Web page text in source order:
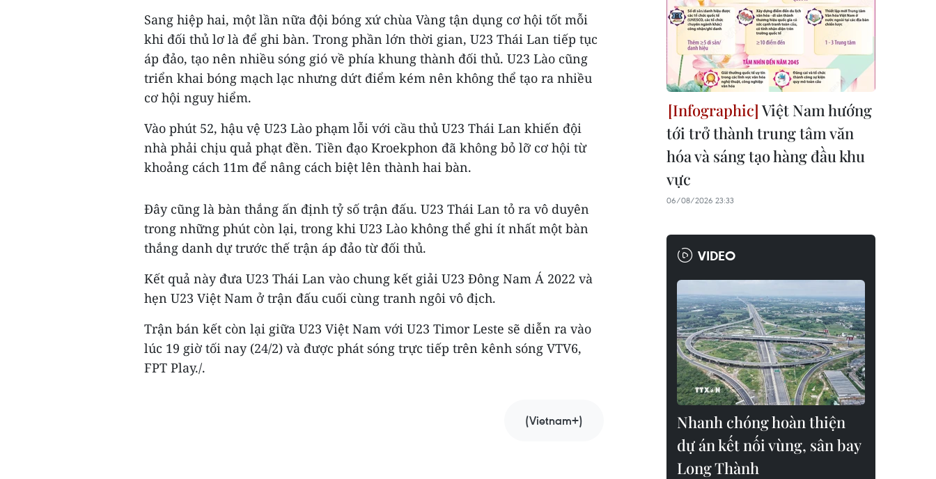
Sang hiệp hai, một lần nữa đội bóng xứ chùa Vàng tận dụng cơ hội tốt mỗi
khi đối thủ lơ là để ghi bàn. Trong phần lớn thời gian, U23 Thái Lan tiếp tục
áp đảo, tạo nên nhiều sóng gió về phía khung thành đối thủ. U23 Lào cũng
triển khai bóng mạch lạc nhưng dứt điểm kém nên không thể tạo ra nhiều
cơ hội nguy hiểm.
Vào phút 52, hậu vệ U23 Lào phạm lỗi với cầu thủ U23 Thái Lan khiến đội
nhà phải chịu quả phạt đền. Tiền đạo Kroekphon đã không bỏ lỡ cơ hội từ
khoảng cách 11m để nâng cách biệt lên thành hai bàn.
Đây cũng là bàn thắng ấn định tỷ số trận đấu. U23 Thái Lan tỏ ra vô duyên
trong những phút còn lại, trong khi U23 Lào không thể ghi ít nhất một bàn
thắng danh dự trước thế trận áp đảo từ đối thủ.
Kết quả này đưa U23 Thái Lan vào chung kết giải U23 Đông Nam Á 2022 và
hẹn U23 Việt Nam ở trận đấu cuối cùng tranh ngôi vô địch.
Trận bán kết còn lại giữa U23 Việt Nam với U23 Timor Leste sẽ diễn ra vào
lúc 19 giờ tối nay (24/2) và được phát sóng trực tiếp trên kênh sóng VTV6,
FPT Play./.
(Vietnam+)
Việt Nam hướng
tới trở thành trung tâm văn
hóa và sáng tạo hàng đầu khu
vực
06/08/2026 23:33
VIDEO
Nhanh chóng hoàn thiện
dự án kết nối vùng, sân bay
Long Thành